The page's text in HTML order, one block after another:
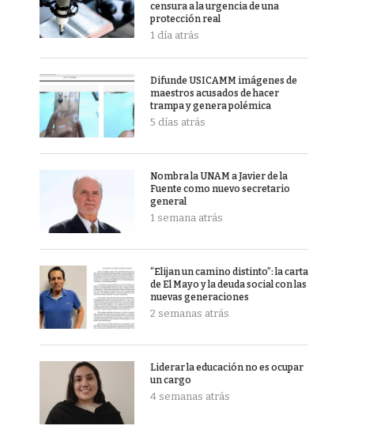
censura a la urgencia de una
protección real
1 día atrás
Difunde USICAMM imágenes de
maestros acusados de hacer
trampa y genera polémica
5 días atrás
Nombra la UNAM a Javier de la
Fuente como nuevo secretario
general
1 semana atrás
“Elijan un camino distinto”: la carta
de El Mayo y la deuda social con las
nuevas generaciones
2 semanas atrás
Liderar la educación no es ocupar
un cargo
4 semanas atrás